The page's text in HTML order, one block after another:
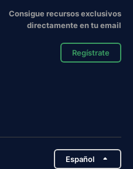
Consigue recursos exclusivos
directamente en tu email
Regístrate
Español